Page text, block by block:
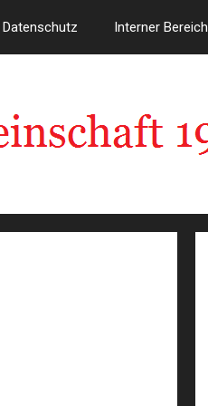
Datenschutz Interner Bereich